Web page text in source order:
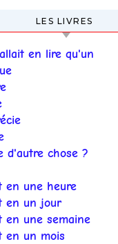
LES LIVRES
en lire qu'un
d'autre chose ?
en une heure
en un jour
en une semaine
en un mois